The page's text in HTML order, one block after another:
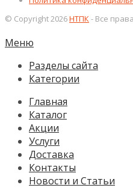
© Copyright 2026НТПК- Все
Меню
Разделы сайта
Категории
Главная
Каталог
Акции
Услуги
Доставка
Контакты
Новости и Статьи